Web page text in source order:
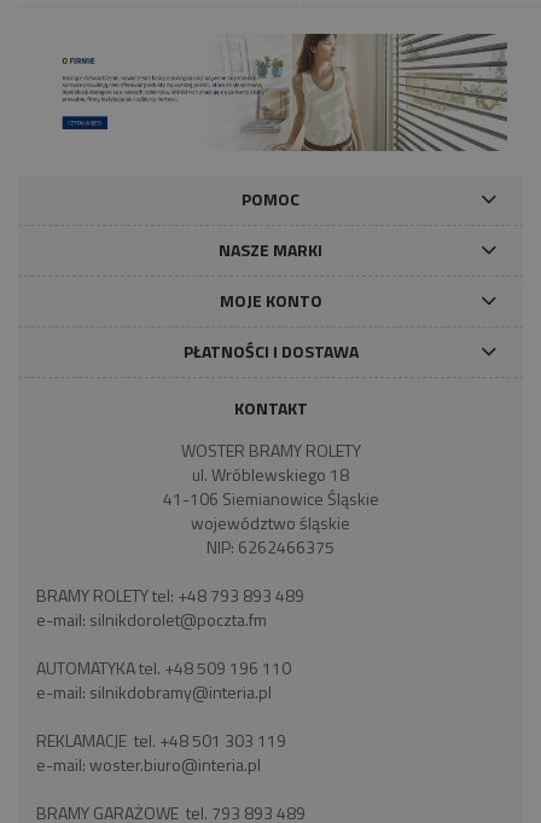
POMOC
NASZE MARKI
MOJE KONTO
PŁATNOŚCI I DOSTAWA
KONTAKT
WOSTER BRAMY ROLETY
ul. Wróblewskiego 18
41-106 Siemianowice Śląskie
województwo śląskie
NIP: 6262466375
BRAMY ROLETY tel: +48 793 893 489
e-mail: silnikdorolet@poczta.fm
AUTOMATYKA tel. +48 509 196 110
e-mail: silnikdobramy@interia.pl
REKLAMACJE tel. +48 501 303 119
e-mail:woster.biuro@interia.pl
BRAMY GARAŻOWE tel. 793 893 489